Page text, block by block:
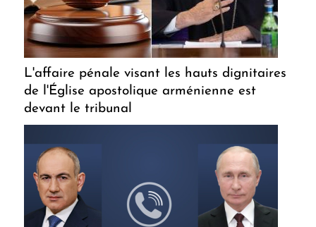
L'affaire pénale visant les hauts dignitaires
de l'Église apostolique arménienne est
devant le tribunal